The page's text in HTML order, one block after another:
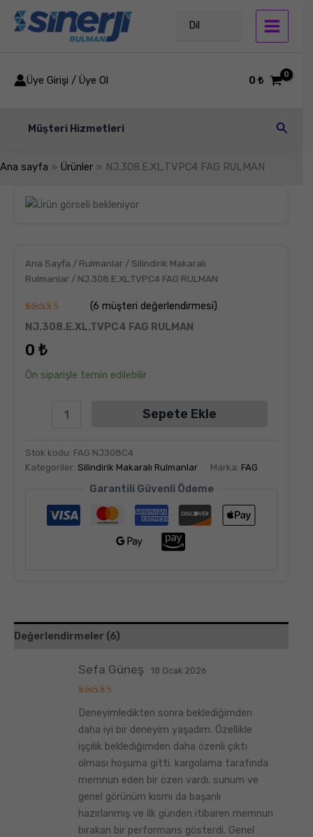
İçeriğe
atla
Dil
Üye Girişi / Üye Ol 0₺
Müşteri Hizmetleri Arama
Ana sayfa Ürünler NJ.308.E.XL.TVPC4 FAG RULMAN
Ana Sayfa / Rulmanlar / Silindirik Makaralı
Rulmanlar / NJ.308.E.XL.TVPC4 FAG RULMAN
6
müşteri
puanına
5
5.00
puan
aldı
(6 müşteri değerlendirmesi)
NJ.308.E.XL.TVPC4 FAG RULMAN
0 ₺
Ön siparişle temin edilebilir
FAG
Sepete Ekle
Stok kodu: FAG NJ308C4
Kategoriler: Silindirik Makaralı Rulmanlar Marka: FAG
Garantili Güvenli Ödeme
Değerlendirmeler (6)
üzerinden
5
oy aldı
Sefa Güneş 18 Ocak 2026
Deneyimledikten sonra beklediğimden
daha iyi bir deneyim yaşadım. Özellikle
işçilik beklediğimden daha özenli çıktı
olması hoşuma gitti. kargolama tarafında
memnun eden bir özen vardı. sunum ve
genel görünüm kısmı da başarılı
hazırlanmış ve ilk günden itibaren memnun
bırakan bir performans gösterdi. Genel